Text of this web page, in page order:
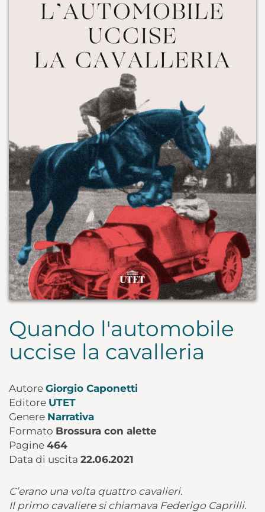
Quando l'automobile
uccise la cavalleria
Autore Giorgio Caponetti
Editore UTET
Genere Narrativa
Formato Brossura con alette
Pagine 464
Data di uscita 22.06.2021
C’erano una volta quattro cavalieri.
Il primo cavaliere si chiamava Federigo Caprilli.